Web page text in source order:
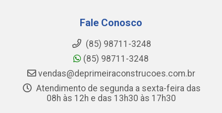
Fale Conosco
(85) 98711-3248
(85) 98711-3248
vendas@deprimeiraconstrucoes.com.br
Atendimento de segunda a sexta-feira das
08h às 12h e das 13h30 às 17h30